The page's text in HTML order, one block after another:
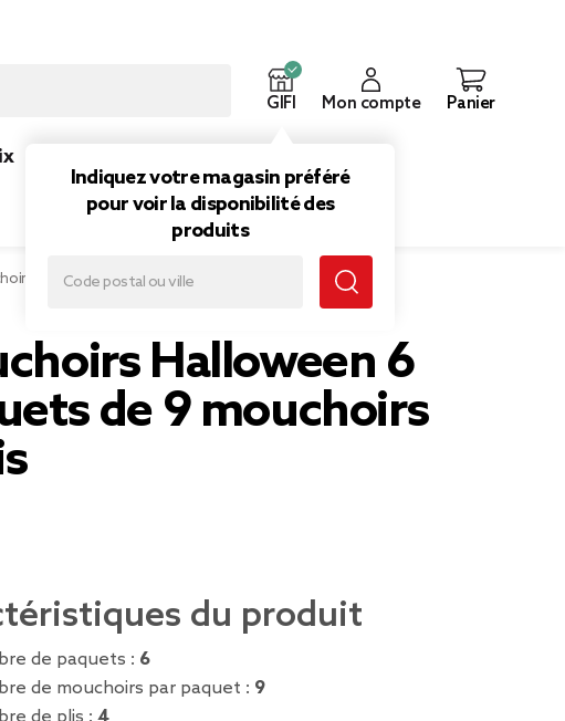
GIFI
Indiquez votre magasin préféré
pour voir la disponibilité des
produits
Mon compte Panier
4 plis
Halloween 6
de 9 mouchoirs
du produit
de paquets : 6
de mouchoirs par paquet : 9